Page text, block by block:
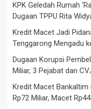
KPK Geledah Rumah
Dugaan TPPU Rita
Kredit Macet Jadi
Tenggarong Mengadu
Dugaan Korupsi
Miliar, 3 Pejabat dan
Kredit Macet
Rp72 Miliar, Macet